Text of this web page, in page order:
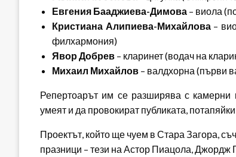
Евгения Бааджиева-Димова – виола
Кристиана Алипиева-Михайлова–
филхармония)
Явор Добрев – кларинет (водач на
Михаил Михайлов – валдхорна (първи
Репертоарът им се разширява с камерни
умеят и да провокират публиката,
Проектът, който ще чуем в Стара Загора,
празници – тези на Астор Пиацола,